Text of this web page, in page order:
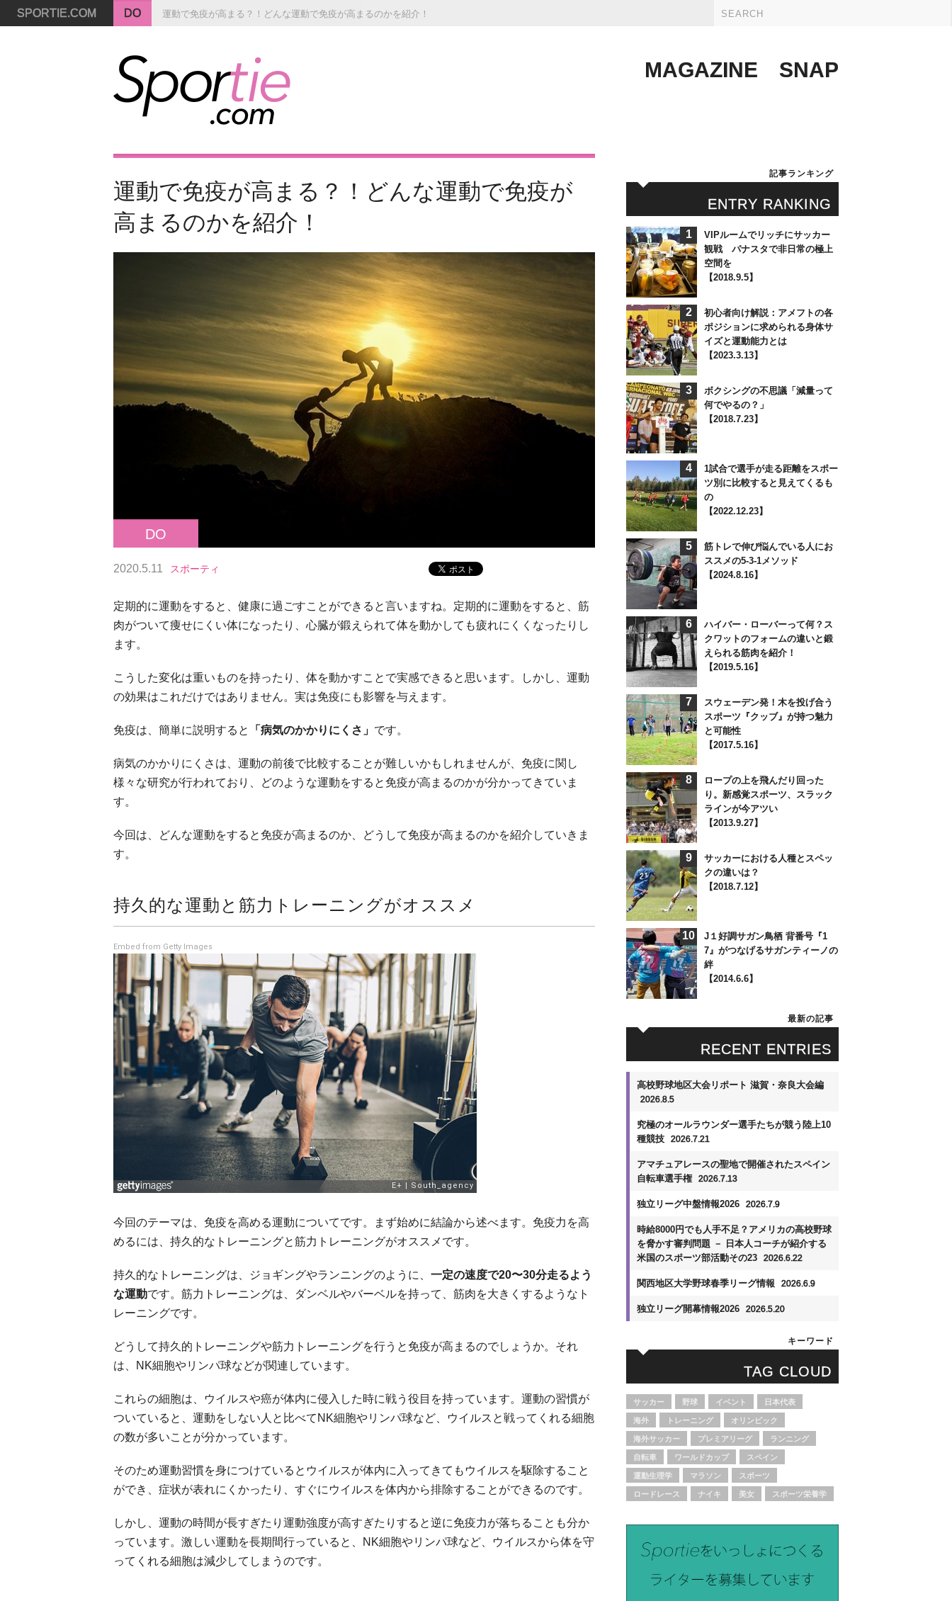
SPORTIE.COM DO 運動で免疫が高まる？！どんな運動で免疫が高まるのかを紹介！
MAGAZINE SNAP
運動で免疫が高まる？！どんな運動で免疫が
高まるのかを紹介！
DO
2020.5.11 スポーティ
定期的に運動をすると、健康に過ごすことができると言いますね。定期的に運動をすると、筋
肉がついて痩せにくい体になったり、心臓が鍛えられて体を動かしても疲れにくくなったりし
ます。
こうした変化は重いものを持ったり、体を動かすことで実感できると思います。しかし、運動
の効果はこれだけではありません。実は免疫にも影響を与えます。
免疫は、簡単に説明すると 「病気のかかりにくさ」 です。
病気のかかりにくさは、運動の前後で比較することが難しいかもしれませんが、免疫に関し
様々な研究が行われており、どのような運動をすると免疫が高まるのかが分かってきていま
す。
今回は、どんな運動をすると免疫が高まるのか、どうして免疫が高まるのかを紹介していきま
す。
持久的な運動と筋力トレーニングがオススメ
Embed from Getty Images
今回のテーマは、免疫を高める運動についてです。まず始めに結論から述べます。免疫力を高
めるには、持久的なトレーニングと筋力トレーニングがオススメです。
持久的なトレーニングは、ジョギングやランニングのように、 一定の速度で20〜30分走るよう
な運動です。筋力トレーニングは、ダンベルやバーベルを持って、筋肉を大きくするようなト
レーニングです。
どうして持久的トレーニングや筋力トレーニングを行うと免疫が高まるのでしょうか。それ
は、NK細胞やリンパ球などが関連しています。
これらの細胞は、ウイルスや癌が体内に侵入した時に戦う役目を持っています。運動の習慣が
ついていると、運動をしない人と比べてNK細胞やリンパ球など、ウイルスと戦ってくれる細胞
の数が多いことが分かっています。
そのため運動習慣を身につけているとウイルスが体内に入ってきてもウイルスを駆除すること
ができ、症状が表れにくかったり、すぐにウイルスを体内から排除することができるのです。
しかし、運動の時間が長すぎたり運動強度が高すぎたりすると逆に免疫力が落ちることも分か
っています。激しい運動を長期間行っていると、NK細胞やリンパ球など、ウイルスから体を守
ってくれる細胞は減少してしまうのです。
ENTRY RANKING
記事ランキング
1
VIPルームでリッチにサッカー
観戦 パナスタで非日常の極上
空間を
【2018.9.5】
2
初心者向け解説：アメフトの各
ポジションに求められる身体サ
イズと運動能力とは
【2023.3.13】
3
ボクシングの不思議「減量って
何でやるの？」
【2018.7.23】
4
1試合で選手が走る距離をスポー
ツ別に比較すると見えてくるも
の
【2022.12.23】
5
筋トレで伸び悩んでいる人にお
ススメの5-3-1メソッド
【2024.8.16】
6
ハイバー・ローバーって何？ス
クワットのフォームの違いと鍛
えられる筋肉を紹介！
【2019.5.16】
7
スウェーデン発！木を投げ合う
スポーツ『クッブ』が持つ魅力
と可能性
【2017.5.16】
8
ロープの上を飛んだり回った
り。新感覚スポーツ、スラック
ラインが今アツい
【2013.9.27】
9
サッカーにおける人種とスペッ
クの違いは？
【2018.7.12】
10
J１好調サガン鳥栖 背番号『1
7』がつなげるサガンティーノの
絆
【2014.6.6】
RECENT ENTRIES
最新の記事
高校野球地区大会リポート 滋賀・奈良大会編
2026.8.5
究極のオールラウンダー選手たちが競う陸上10
種競技
2026.7.21
アマチュアレースの聖地で開催されたスペイン
自転車選手権 2026.7.13
独立リーグ中盤情報2026 2026.7.9
時給8000円でも人手不足？アメリカの高校野球
を脅かす審判問題 － 日本人コーチが紹介する
米国のスポーツ部活動その23
2026.6.22
関西地区大学野球春季リーグ情報 2026.6.9
独立リーグ開幕情報2026 2026.5.20
TAG CLOUD
キーワード
サッカー 野球 イベント 日本代表
海外 トレーニング オリンピック
海外サッカー プレミアリーグ ランニング
自転車 ワールドカップ スペイン
運動生理学 マラソン スポーツ
ロードレース ナイキ 美女 スポーツ栄養学